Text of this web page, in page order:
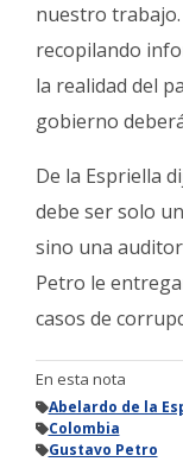
nuestro
recopilando
la realidad del
gobierno
De la Espriella
debe ser solo
sino una
Petro le
casos de
En esta nota
Abelardo de la
Colombia
Gustavo Petro